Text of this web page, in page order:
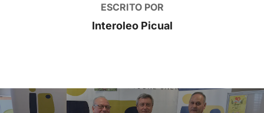
ESCRITO POR
Interoleo Picual
Navegación